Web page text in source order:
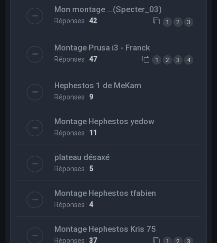
Mon montage ...(Specter_03)
Réponses :42 1 2 3
Montage Prusa i3 - Franck
Réponses :47 1 2 3 4
Hephestos 1 de MeKam
Réponses : 9
Montage Hephestos yedow
Réponses : 11
plateau désaxé
Réponses : 5
Montage Hephestos tfabien
Réponses :4
Montage Hephestos Kris 75
Réponses :37 1 2 3